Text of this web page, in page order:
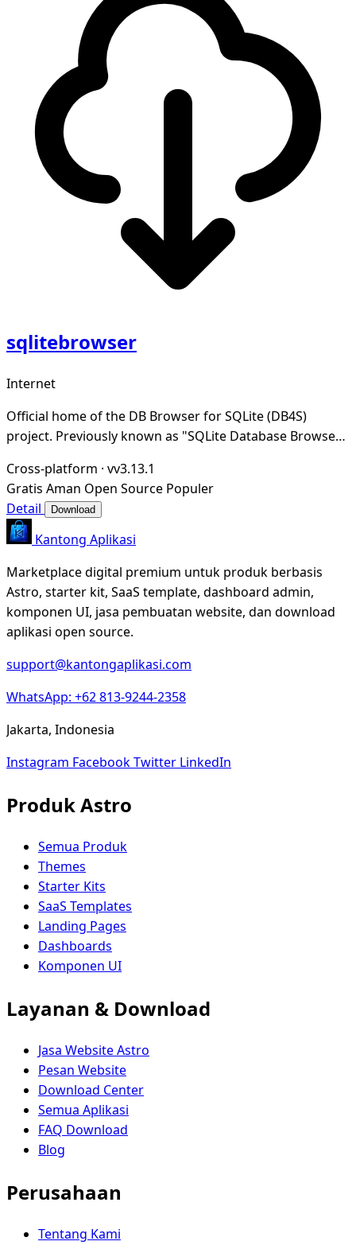
sqlitebrowser
Internet
Official home of the DB Browser for SQLite (DB4S)
project. Previously known as "SQLite Database Browser"
Cross-platform · vv3.13.1
Gratis Aman Open Source Populer
Detail
Download
Kantong Aplikasi
Marketplace digital premium untuk produk berbasis
Astro, starter kit, SaaS template, dashboard admin,
komponen UI, jasa pembuatan website, dan download
aplikasi open source.
support@kantongaplikasi.com
WhatsApp: +62 813-9244-2358
Jakarta, Indonesia
Instagram FacebookTwitter LinkedIn
Produk Astro
Semua Produk
Themes
Starter Kits
SaaS Templates
Landing Pages
Dashboards
Komponen UI
Layanan & Download
Jasa Website Astro
Pesan Website
Download Center
Semua Aplikasi
FAQ Download
Blog
Perusahaan
Tentang Kami